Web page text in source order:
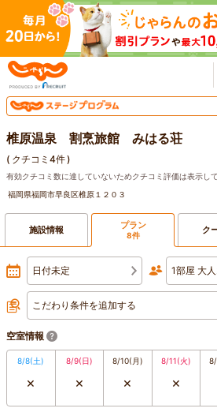
椎原温泉 割烹旅館 みはる荘
( クチコミ4件)
有効クチコミ数に達していないためクチコミ評価は表示して
福岡県福岡市早良区椎原１２０３
施設情報 プラン
8件 ク
日付未定 1部屋 大
こだわり条件を追加する
空室情報
8/8(土)
×
8/9(日)
×
8/10(月)
×
8/11(火)
×